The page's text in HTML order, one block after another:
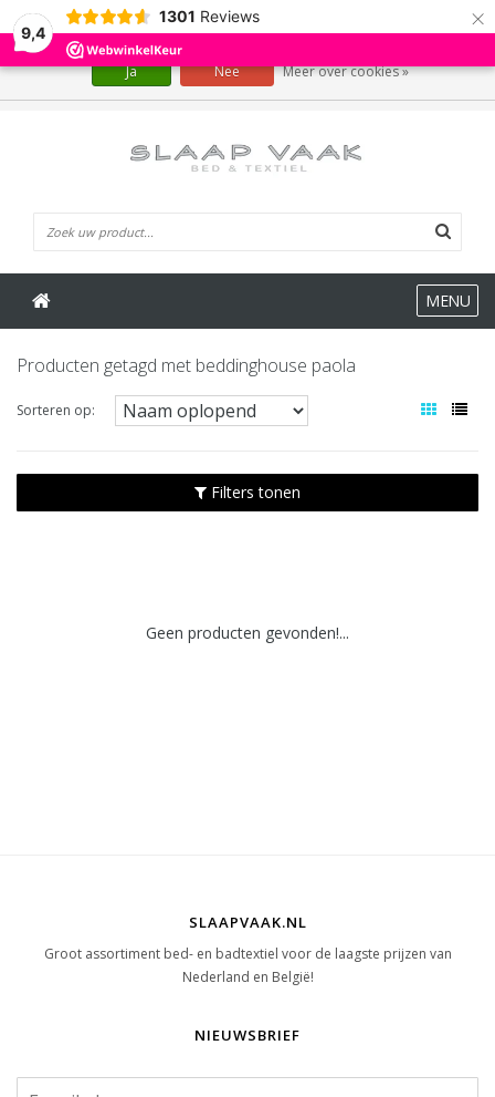
9,4
1301 Reviews ×
MENU
Producten getagd met beddinghouse paola
Sorteren op:
Filters tonen
Geen producten gevonden!...
SLAAPVAAK.NL
Groot assortiment bed- en badtextiel voor de laagste prijzen van
Nederland en België!
NIEUWSBRIEF
Wij slaan cookies op om onze website te verbeteren. Is dat akkoord?
Ja Nee Meer over cookies »